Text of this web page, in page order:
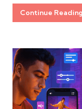
Continue Reading